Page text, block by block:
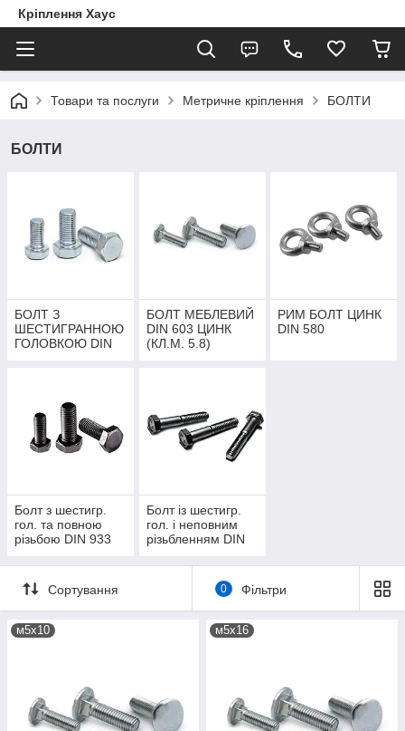
Кріплення Хаус
Товари та послуги Метричне кріплення БОЛТИ
БОЛТИ
БОЛТ З
ШЕСТИГРАННОЮ
ГОЛОВКОЮ DIN
БОЛТ МЕБЛЕВИЙ
DIN 603 ЦИНК
(КЛ.М. 5.8)
РИМ БОЛТ ЦИНК
DIN 580
Болт з шестигр.
гол. та повною
різьбою DIN 933
Болт із шестигр.
гол. і неповним
різьбленням DIN
Сортування 0 Фільтри
м5х10 м5х16